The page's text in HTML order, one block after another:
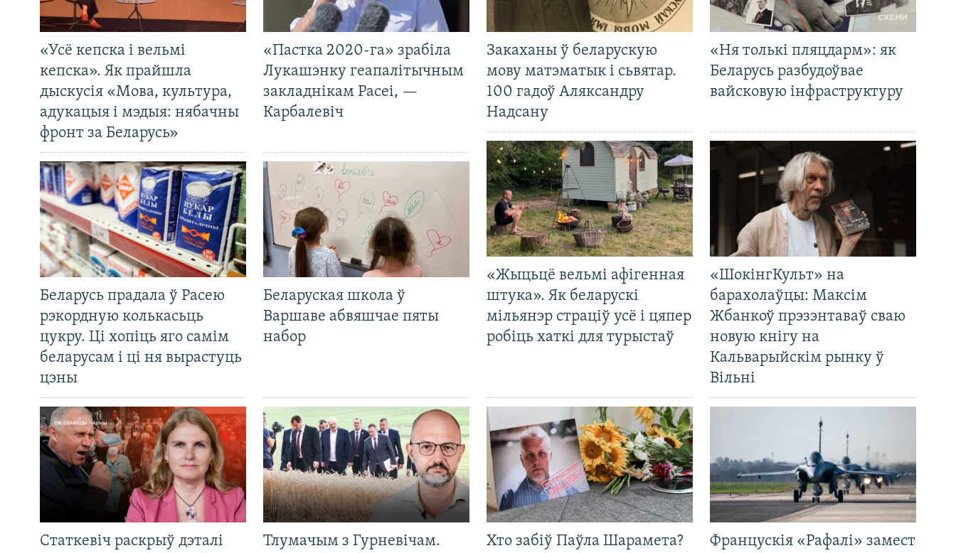
«Усё кепска і вельмі
кепска». Як прайшла
дыскусія «Мова, культура,
адукацыя і мэдыя: нябачны
фронт за Беларусь»
«Пастка 2020-га» зрабіла
Лукашэнку геапалітычным
закладнікам Расеі, —
Карбалевіч
Беларусь прадала ў Расею
рэкордную колькасьць
цукру. Ці хопіць яго самім
беларусам і ці ня вырастуць
цэны
Беларуская школа ў
Варшаве абвяшчае пяты
набор
Статкевіч раскрыў дэталі
Тлумачым з Гурневічам.
Закаханы ў беларускую
мову матэматык і сьвятар.
100 гадоў Аляксандру
Надсану
«Ня толькі пляцдарм»: як
Беларусь разбудоўвае
вайсковую інфраструктуру
«Жыцьцё вельмі афігенная
штука». Як беларускі
мільянэр страціў усё і цяпер
робіць хаткі для турыстаў
«ШокінгКульт» на
барахолаўцы: Максім
Жбанкоў прэзэнтаваў сваю
новую кнігу на
Кальварыйскім рынку ў
Вільні
Хто забіў Паўла Шарамета?
Францускія «Рафалі» замест